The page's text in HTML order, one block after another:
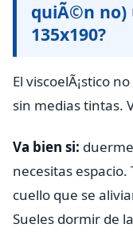
quiÃ©n no)
135x190?
El viscoelÃ¡stico
sin medias tintas.
Va bien si:
necesitas
cuello que se
Sueles dormir de